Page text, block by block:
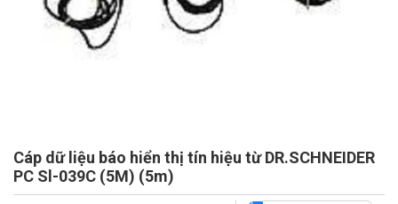
Cáp dữ liệu báo hiển thị tín hiệu từ DR.SCHNEIDER
PC Sl-039C (5M) (5m)